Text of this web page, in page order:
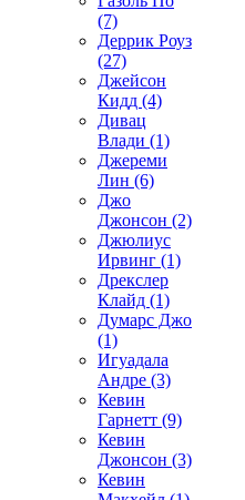
(7)
Деррик Роуз
(27)
Джейсон
Кидд (4)
Дивац
Влади (1)
Джереми
Лин (6)
Джо
Джонсон (2)
Джюлиус
Ирвинг (1)
Дрекслер
Клайд (1)
Думарс Джо
(1)
Игуадала
Андре (3)
Кевин
Гарнетт (9)
Кевин
Джонсон (3)
Кевин